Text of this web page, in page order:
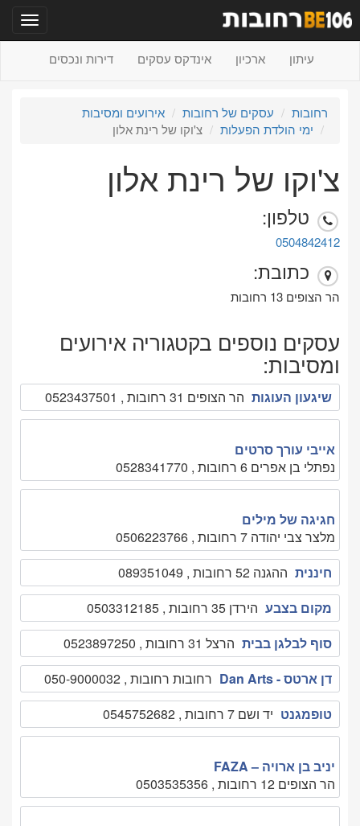
עיתון ארכיון אינדקס עסקים דירות ונכסים
רחובות עסקים של רחובות
אירועים ומסיבות
ימי הולדת הפעלות
צ'וקו של רינת אלון
צ'וקו של רינת אלון
טלפון:
0504842412
כתובת:
הר הצופים 13 רחובות
עסקים נוספים בקטגוריה אירועים
ומסיבות:
שיגעון העוגות הר הצופים 31 רחובות , 0523437501
אייבי עורך סרטים
נפתלי בן אפרים 6 רחובות , 0528341770
חגיגה של מילים
מלצר צבי יהודה 7 רחובות , 0506223766
חיננית ההגנה 52 רחובות , 089351049
מקום בצבע הירדן 35 רחובות , 0503312185
סוף לבלגן בבית הרצל 31 רחובות , 0523897250
דן ארטס - Dan Arts
רחובות רחובות , 050-9000032
טופמגנט יד ושם 7 רחובות , 0545752682
יניב בן ארויה – FAZA
הר הצופים 12 רחובות , 0503535356